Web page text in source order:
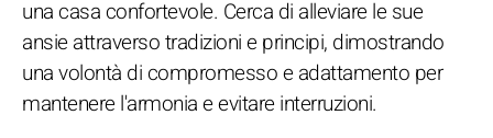
una casa confortevole. Cerca di alleviare le sue
ansie attraverso tradizioni e principi, dimostrando
una volontà di compromesso e adattamento per
mantenere l'armonia e evitare interruzioni.